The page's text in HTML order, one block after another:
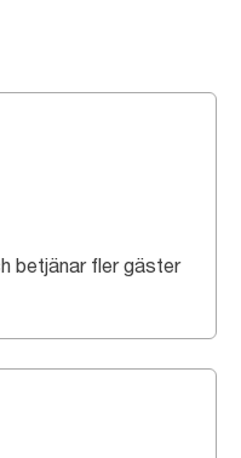
betjänar fler gäster